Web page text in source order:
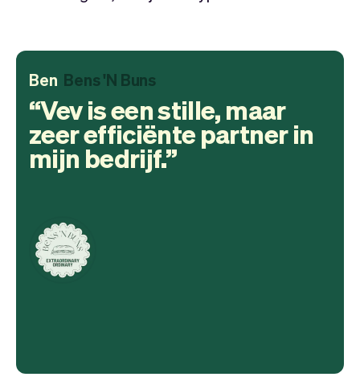
Ben Bens 'N Buns
Vev is een stille, maar
zeer efficiënte partner in
mijn bedrijf.